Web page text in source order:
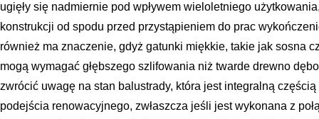
ugięły się nadmiernie pod wpływem wieloletniego
konstrukcji od spodu przed przystąpieniem do prac
również ma znaczenie, gdyż gatunki miękkie, takie jak sosna
mogą wymagać głębszego szlifowania niż twarde drewno
zwrócić uwagę na stan balustrady, która jest integralną
podejścia renowacyjnego, zwłaszcza jeśli jest wykonana z